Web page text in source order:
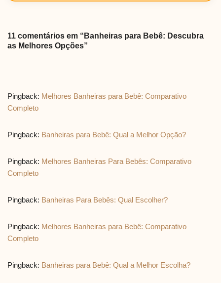
11 comentários em “Banheiras para Bebê: Descubra
as Melhores Opções”
Pingback: Melhores Banheiras para Bebê: Comparativo
Completo
Pingback: Banheiras para Bebê: Qual a Melhor Opção?
Pingback: Melhores Banheiras Para Bebês: Comparativo
Completo
Pingback: Banheiras Para Bebês: Qual Escolher?
Pingback: Melhores Banheiras para Bebê: Comparativo
Completo
Pingback: Banheiras para Bebê: Qual a Melhor Escolha?